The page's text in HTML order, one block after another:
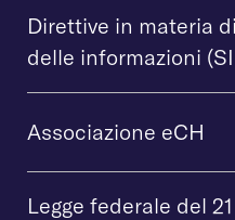
Direttive in materia
delle informazioni
Associazione eCH
Legge federale del